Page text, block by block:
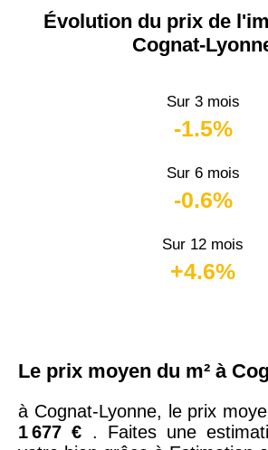
Évolution du prix de
Cognat-
Sur 3 mois
-1.5%
Sur 6 mois
-0.6%
Sur 12 mois
+4.6%
Le prix moyen du m² à
à Cognat-Lyonne, le prix
1 677 € . Faites une